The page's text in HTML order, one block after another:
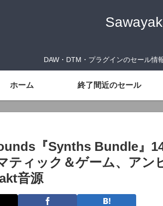
DAW・DTM・プラグインのセール情
ホーム 終了間近のセール
『Synths Bundle』
ティック＆ゲーム、アン
音源